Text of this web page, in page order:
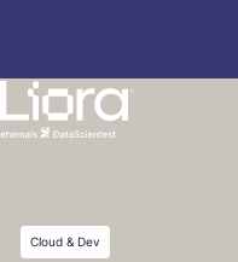
springen
Cloud & Dev